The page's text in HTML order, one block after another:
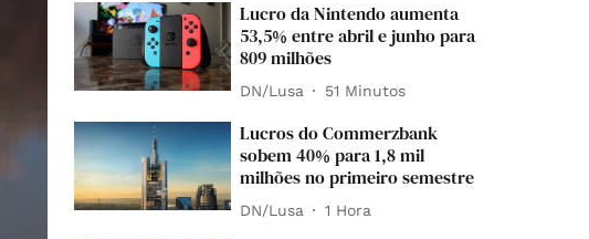
Lucro da Nintendo aumenta
53,5% entre abril e junho para
809 milhões
DN/Lusa 51 Minutos
Lucros do Commerzbank
sobem 40% para 1,8 mil
milhões no primeiro semestre
DN/Lusa 1 Hora